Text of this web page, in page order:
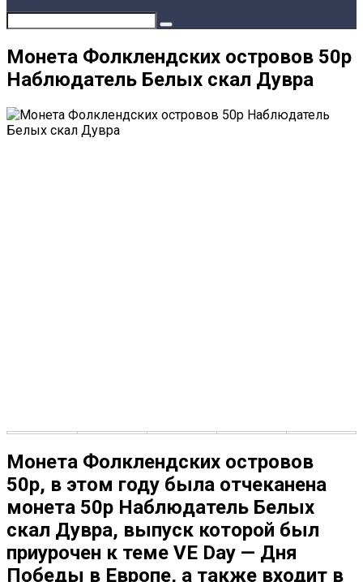
Монета Фолклендских островов 50р
Наблюдатель Белых скал Дувра
Монета Фолклендских островов
50р, в этом году была отчеканена
монета 50р Наблюдатель Белых
скал Дувра, выпуск которой был
приурочен к теме VE Day — Дня
Победы в Европе, а также входит в